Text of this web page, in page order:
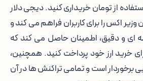
از تومان خریداری کنید. دیجی دلار
اکس را برای کاربران فراهم می کند و
ای و دقیق، اطمینان حاصل می کند که
خرید ارز خود پرداخت کنید. همچنین،
برخوردار است و تمامی تراکنش ها در آن